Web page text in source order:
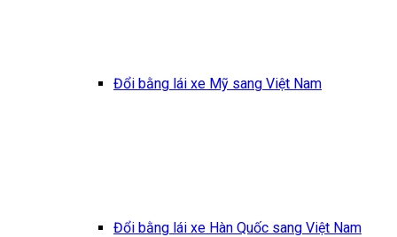
Đổi bằng lái xe Mỹ sang Việt Nam
Đổi bằng lái xe Hàn Quốc sang Việt Nam